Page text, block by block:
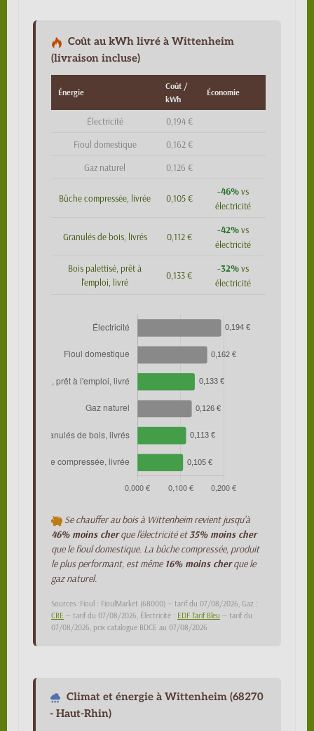
Coût au kWh livré à Wittenheim
(livraison incluse)
Énergie
Coût /
kWh
Économie
Électricité 0,194 €
Fioul domestique 0,162 €
Gaz naturel 0,126 €
Bûche compressée, livrée 0,105 €
-46%vs
électricité
Granulés de bois, livrés 0,112 €
-42%vs
électricité
Bois palettisé, prêt à
l'emploi, livré
0,133 €
-32%vs
électricité
Se chauffer au bois à Wittenheim revient jusqu'à
46% moins cherque l'électricité et35% moins cher
que le fioul domestique. La bûche compressée, produit
le plus performant, est même 16% moins cherque le
gaz naturel.
Sources :Fioul : FioulMarket (68000) — tarif du 07/08/2026, Gaz :
CRE — tarif du 07/08/2026, Électricité : EDF Tarif Bleu — tarif du
07/08/2026, prix catalogue BDCE au 07/08/2026
Climat et énergie à Wittenheim (68270
- Haut-Rhin)